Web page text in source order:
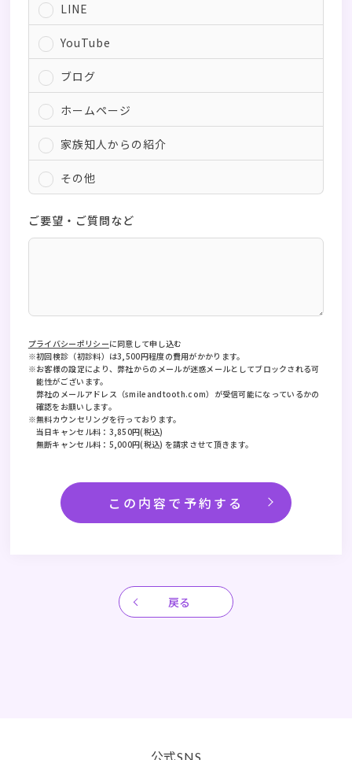
LINE
YouTube
ブログ
ホームページ
家族知人からの紹介
その他
ご要望・ご質問など
プライバシーポリシーに同意して申し込む
※初回検診（初診料）は3,500円程度の費用がかかります。
※お客様の設定により、弊社からのメールが迷惑メールとしてブロックされる可
能性がございます。
弊社のメールアドレス（smileandtooth.com）が受信可能になっているかの
確認をお願いします。
※無料カウンセリングを行っております。
当日キャンセル料：3,850円(税込)
無断キャンセル料：5,000円(税込) を請求させて頂きます。
戻る
公式SNS